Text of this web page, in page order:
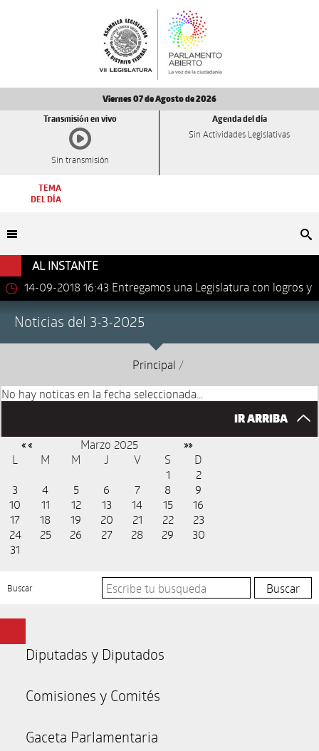
Viernes 07 de Agosto de 2026
Transmisión en vivo
Sin transmisión
Agenda del día
Sin Actividades Legislativas
TEMA
DEL DÍA
AL INSTANTE
14-09-2018 16:43 Entregamos una Legislatura con logros y
Noticias del 3-3-2025
Principal /
No hay noticas en la fecha seleccionada...
IR ARRIBA
« « Marzo 2025 »»
L M M J V S
D
1
2
3
4 5 6 7 8
9
10
11 12 13 14 15
16
17
18 19 20 21 22
23
24
25 26 27 28 29
30
31
Buscar
Diputadas y Diputados
Comisiones y Comités
Gaceta Parlamentaria